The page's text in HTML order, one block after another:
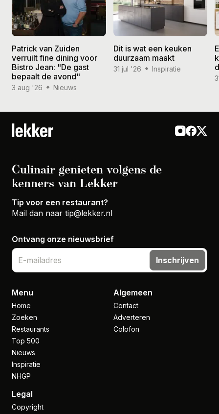
Patrick van Zuiden
verruilt fine dining voor
Bistro Jean: "De gast
bepaalt de avond"
3 aug '26 Nieuws
Dit is wat een keuken
duurzaam maakt
31 jul '26 Inspiratie
Culinair genieten volgens de
kenners van Lekker
Tip voor een restaurant?
Mail dan naar tip@lekker.nl
Ontvang onze nieuwsbrief
Inschrijven
Menu
Home
Zoeken
Restaurants
Top 500
Nieuws
Inspiratie
NHGP
Algemeen
Contact
Adverteren
Colofon
Legal
Copyright